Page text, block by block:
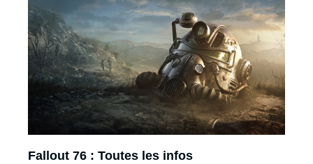
Fallout 76 : Toutes les infos